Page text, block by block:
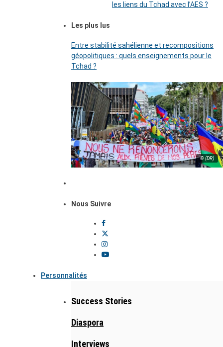
les liens du Tchad avec l’AES ?
Les plus lus
Entre stabilité sahélienne et recompositions
géopolitiques : quels enseignements pour le
Tchad ?
© (DR)
Nous Suivre
Personnalités
Success Stories
Diaspora
Interviews